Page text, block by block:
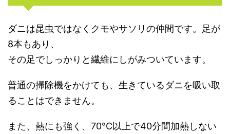
ダニは昆虫ではなくクモやサソリの仲間です。足が
8本もあり、
その足でしっかりと繊維にしがみついています。
普通の掃除機をかけても、生きているダニを吸い取
ることはできません。
また、熱にも強く、70℃以上で40分間加熱しない